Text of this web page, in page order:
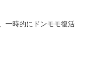
一時的にドンモモ復活